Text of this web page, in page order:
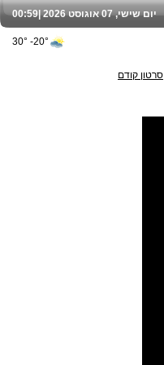
סרטון קודם
00:59 יום שישי, 07 אוגוסט 2026 |
20°- 30°